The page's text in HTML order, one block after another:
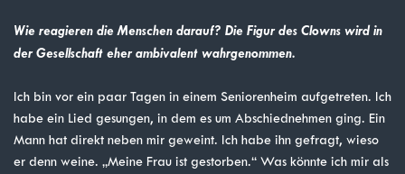
Wie reagieren die Menschen darauf? Die Figur des Clowns wird in
der Gesellschaft eher ambivalent wahrgenommen.
Ich bin vor ein paar Tagen in einem Seniorenheim aufgetreten. Ich
habe ein Lied gesungen, in dem es um Abschiednehmen ging. Ein
Mann hat direkt neben mir geweint. Ich habe ihn gefragt, wieso
er denn weine. „Meine Frau ist gestorben.“ Was könnte ich mir als